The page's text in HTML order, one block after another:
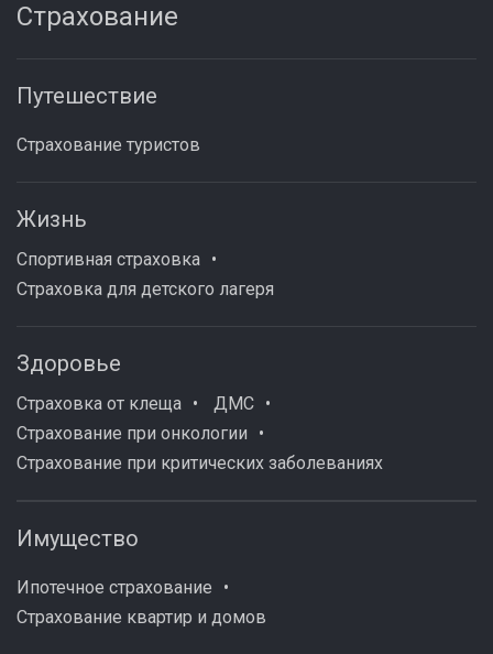
Страхование
Путешествие
Страхование туристов
Жизнь
Спортивная страховка
Страховка для детского лагеря
Здоровье
Страховка от клеща
ДМС
Страхование при онкологии
Страхование при критических заболеваниях
Имущество
Ипотечное страхование
Страхование квартир и домов